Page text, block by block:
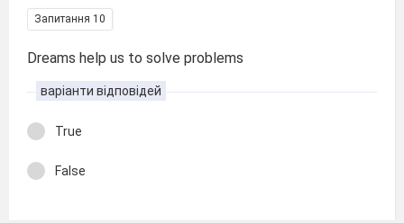
Запитання 10
Dreams help us to solve problems
варіанти відповідей
True
False